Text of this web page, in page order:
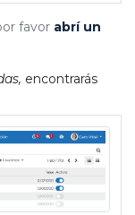
favor abrí un
encontrarás